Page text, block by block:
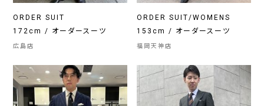
ORDER SUIT
172cm / オーダースーツ
広島店
ORDER SUIT/WOMENS
153cm / オーダースーツ
福岡天神店